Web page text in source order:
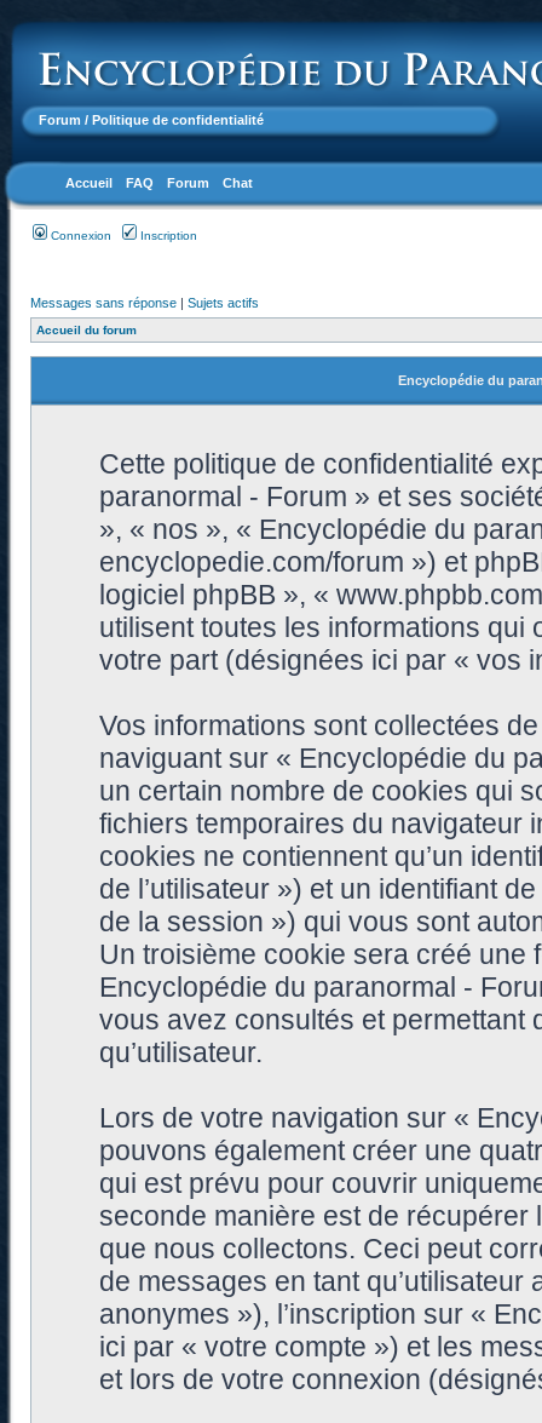
Forum / Politique de confidentialité
Accueil FAQ Forum Chat
Connexion Inscription
Messages sans réponse | Sujets actifs
Accueil du forum
Encyclopédie du
Cette politique de confidentialité
paranormal - Forum » et ses
», « nos », « Encyclopédie du
encyclopedie.com/forum ») et
logiciel phpBB », «
utilisent toutes les informations qui
votre part (désignées ici par « vos
Vos informations sont collectées
naviguant sur « Encyclopédie du
un certain nombre de cookies qui
fichiers temporaires du navigateur
cookies ne contiennent qu’un
de l’utilisateur ») et un identifiant
de la session ») qui vous sont
Un troisième cookie sera créé
Encyclopédie du paranormal -
vous avez consultés et permettant
qu’utilisateur.
Lors de votre navigation sur «
pouvons également créer une
qui est prévu pour couvrir
seconde manière est de
que nous collectons. Ceci peut
de messages en tant
anonymes »), l’inscription sur «
ici par « votre compte ») et les
et lors de votre connexion